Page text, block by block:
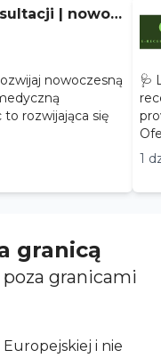
| nowoc
🩺
1
granicą
granicami
i nie